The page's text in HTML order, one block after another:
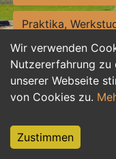
Wir verwenden
Nutzererfahrung zu
unserer Webseite
von Cookies zu.
Zustimmen
Praktika,
Personalwesen
Hilfskräfte,
Weiterbildung,